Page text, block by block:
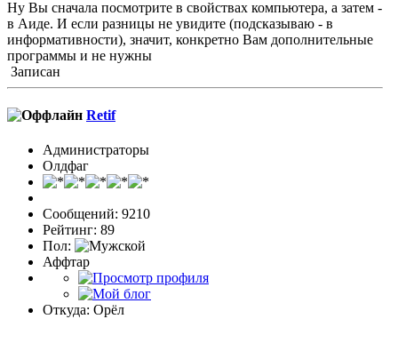
Ну Вы сначала посмотрите в свойствах компьютера, а затем -
в Аиде. И если разницы не увидите (подсказываю - в
информативности), значит, конкретно Вам дополнительные
программы и не нужны
Записан
Retif
Администраторы
Олдфаг
Сообщений: 9210
Рейтинг: 89
Пол:
Аффтар
Откуда: Орёл